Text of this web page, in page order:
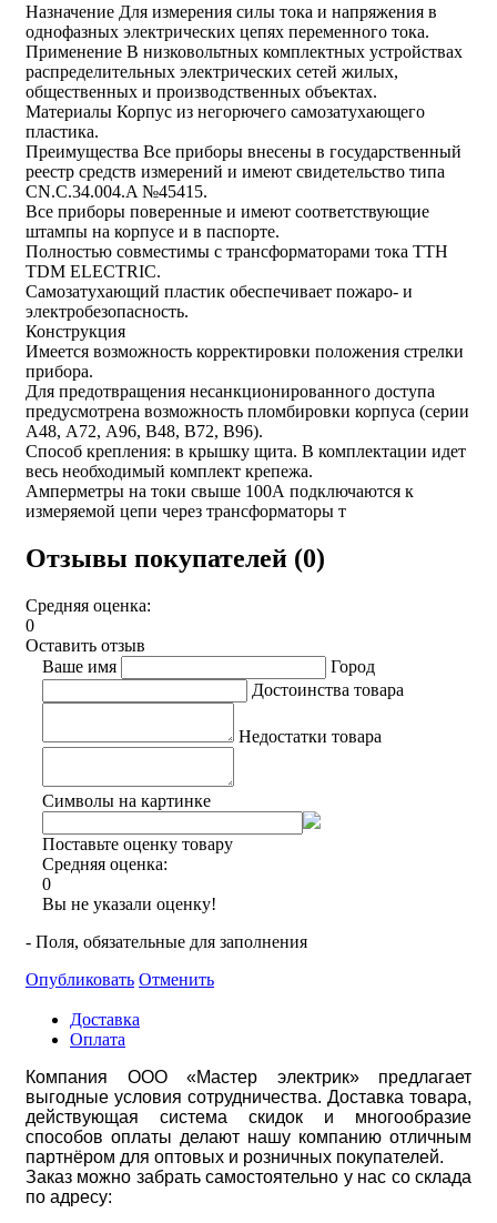
Назначение Для измерения силы тока и напряжения в
однофазных электрических цепях переменного тока.
Применение В низковольтных комплектных устройствах
распределительных электрических сетей жилых,
общественных и производственных объектах.
Материалы Корпус из негорючего самозатухающего
пластика.
Преимущества Все приборы внесены в государственный
реестр средств измерений и имеют свидетельство типа
CN.C.34.004.A №45415.
Все приборы поверенные и имеют соответствующие
штампы на корпусе и в паспорте.
Полностью совместимы с трансформаторами тока ТТН
TDM ELECTRIC.
Самозатухающий пластик обеспечивает пожаро- и
электробезопасность.
Конструкция
Имеется возможность корректировки положения стрелки
прибора.
Для предотвращения несанкционированного доступа
предусмотрена возможность пломбировки корпуса (серии
А48, А72, А96, В48, В72, В96).
Способ крепления: в крышку щита. В комплектации идет
весь необходимый комплект крепежа.
Амперметры на токи свыше 100А подключаются к
измеряемой цепи через трансформаторы т
Отзывы покупателей (0)
Средняя оценка:
0
Оставить отзыв
Ваше имя
Город
Достоинства товара
Недостатки товара
Символы на картинке
Поставьте оценку товару
Средняя оценка:
0
Вы не указали оценку!
- Поля, обязательные для заполнения
Опубликовать Отменить
Доставка
Оплата
Компания ООО «Мастер электрик» предлагает
выгодные условия сотрудничества. Доставка товара,
действующая система скидок и многообразие
способов оплаты делают нашу компанию отличным
партнёром для оптовых и розничных покупателей.
Заказ можно забрать самостоятельно у нас со склада
по адресу: